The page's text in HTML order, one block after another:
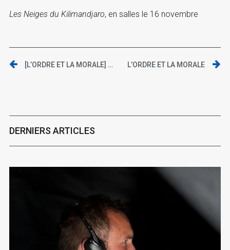
Les Neiges du Kilimandjaro, en salles le 16 novembre
[L’ORDRE ET LA MORALE] INTERVIEW DE MATHIEU KASSOVITZ L’ORDRE ET LA MORALE
DERNIERS ARTICLES